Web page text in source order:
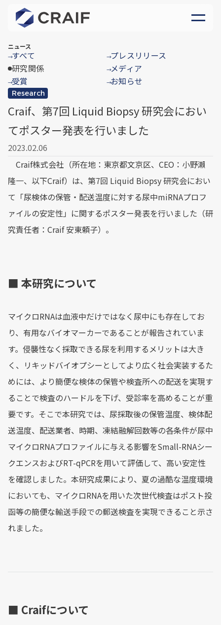
ニュース
→すべて →プレスリリース
研究関係
→メディア
→受賞 →お知らせ
Research
Craif、第7回 Liquid Biopsy 研究会におい
てポスター発表を行いました
2023.02.06
Craif株式会社（所在地：東京都文京区、CEO：小野瀨
隆一、以下Craif）は、第7回 Liquid Biopsy 研究会におい
て「尿検体の保管・配送温度に対する尿中miRNAプロフ
ァイルの安定性」に関するポスター発表を行いました（研
究責任者：Craif 安東頼子）。
■ 本研究について
マイクロRNAは血液中だけではなく尿中にも存在してお
り、有用なバイオマーカーであることが報告されていま
す。侵襲性なく採取できる尿を利用するメリットは大き
く、リキッドバイオプシーとしてより広く社会実装するた
めには、より簡便な検体の保管や検査所への配送を実現す
ることで検査のハードルを下げ、受診率を高めることが重
要です。そこで本研究では、尿採取後の保管温度、検体配
送温度、配送業者、時期、凍結融解回数等の各条件が尿中
マイクロRNAプロファイルに与える影響をSmall-RNAシー
クエンスおよびRT-qPCRを用いて評価して、高い安定性
を確認しました。本研究成果により、夏の過酷な温度環境
においても、マイクロRNAを用いた次世代検査はポスト投
函等の簡便な輸送手段での郵送検査を実現できること示さ
れました。
■ Craifについて